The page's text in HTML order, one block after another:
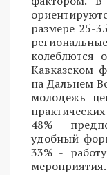
размере 25-
колеблются
Кавказском
на Дальнем
молодежь
48%
удобный
33% -
мероприятия.